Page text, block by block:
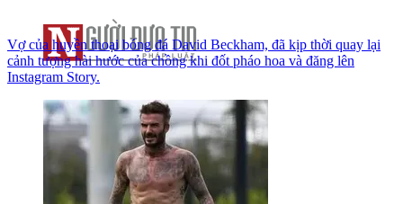
Vợ của huyền thoại bóng đá David Beckham, đã kịp thời quay lại
cảnh tượng hài hước của chồng khi đốt pháo hoa và đăng lên
Instagram Story.